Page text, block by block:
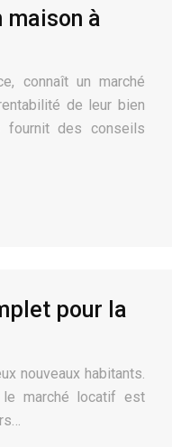
maison à
connaît un marché
de leur bien
fournit des conseils
pour la
nouveaux habitants.
le marché locatif est